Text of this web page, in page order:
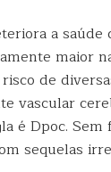
a
maior
de
vascular
é Dpoc.
sequelas